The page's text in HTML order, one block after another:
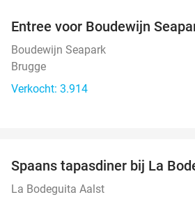
Entree voor Boudewijn
Boudewijn Seapark
Brugge
Verkocht: 3.914
Spaans tapasdiner bij La
La Bodeguita Aalst